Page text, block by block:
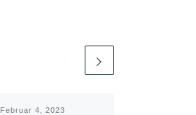
Februar 4, 2023